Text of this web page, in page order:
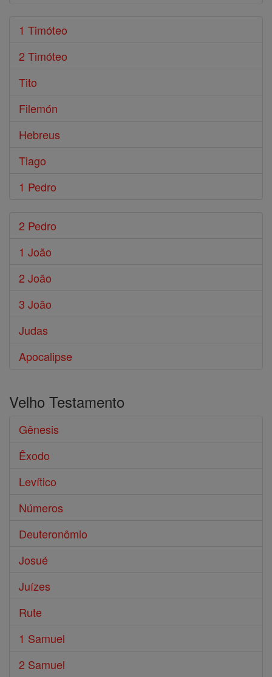
1 Timóteo
2 Timóteo
Tito
Filemón
Hebreus
Tiago
1 Pedro
2 Pedro
1 João
2 João
3 João
Judas
Apocalipse
Velho Testamento
Gênesis
Êxodo
Levítico
Números
Deuteronômio
Josué
Juízes
Rute
1 Samuel
2 Samuel